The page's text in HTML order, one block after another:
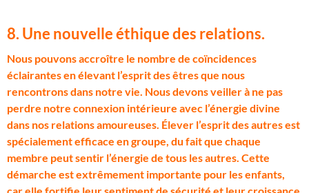
8. Une nouvelle éthique des relations.
Nous pouvons accroître le nombre de coïncidences
éclairantes en élevant l’esprit des êtres que nous
rencontrons dans notre vie. Nous devons veiller à ne pas
perdre notre connexion intérieure avec l’énergie divine
dans nos relations amoureuses. Élever l’esprit des autres est
spécialement efficace en groupe, du fait que chaque
membre peut sentir l’énergie de tous les autres. Cette
démarche est extrêmement importante pour les enfants,
car elle fortifie leur sentiment de sécurité et leur croissance